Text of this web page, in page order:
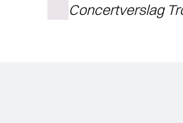
Concertverslag